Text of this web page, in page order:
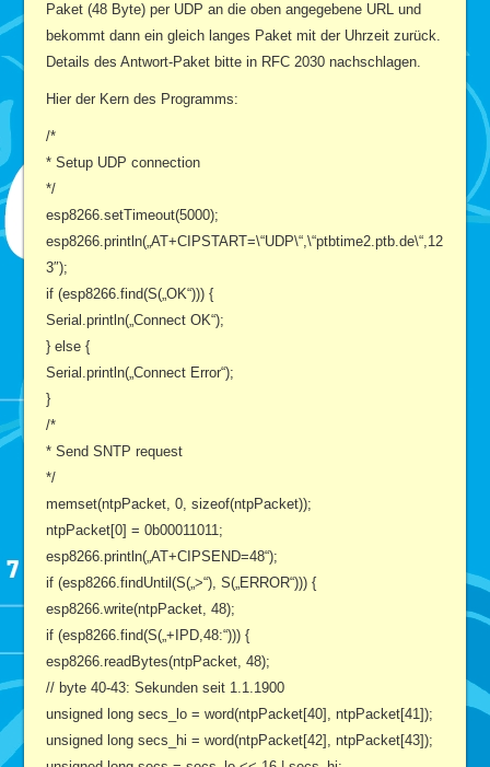
Paket (48 Byte) per UDP an die oben angegebene URL und
bekommt dann ein gleich langes Paket mit der Uhrzeit zurück.
Details des Antwort-Paket bitte in RFC 2030 nachschlagen.
Hier der Kern des Programms:
/*
* Setup UDP connection
*/
esp8266.setTimeout(5000);
esp8266.println(„AT+CIPSTART=\“UDP\“,\“ptbtime2.ptb.de\“,12
3″);
if (esp8266.find(S(„OK“))) {
Serial.println(„Connect OK“);
} else {
Serial.println(„Connect Error“);
}
/*
* Send SNTP request
*/
memset(ntpPacket, 0, sizeof(ntpPacket));
ntpPacket[0] = 0b00011011;
esp8266.println(„AT+CIPSEND=48“);
if (esp8266.findUntil(S(„>“), S(„ERROR“))) {
esp8266.write(ntpPacket, 48);
if (esp8266.find(S(„+IPD,48:“))) {
esp8266.readBytes(ntpPacket, 48);
// byte 40-43: Sekunden seit 1.1.1900
unsigned long secs_lo = word(ntpPacket[40], ntpPacket[41]);
unsigned long secs_hi = word(ntpPacket[42], ntpPacket[43]);